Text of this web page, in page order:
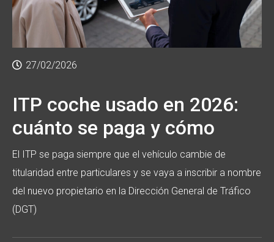
27/02/2026
ITP coche usado en 2026:
cuánto se paga y cómo
El ITP se paga siempre que el vehículo cambie de
titularidad entre particulares y se vaya a inscribir a nombre
del nuevo propietario en la Dirección General de Tráfico
(DGT)